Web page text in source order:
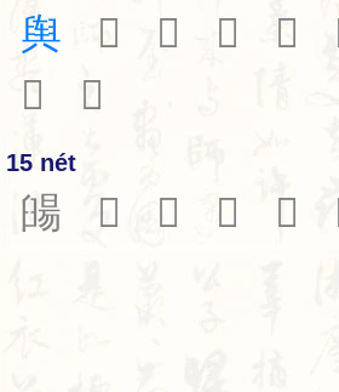
舆 𦥻 𦥼 𦥽 𦥾
𦦂
𦦃
15 nét
䑗 𦦆 𦦇 𦦈 𦦉